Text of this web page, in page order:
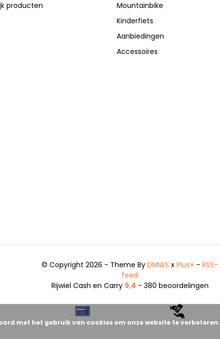
producten
Mountainbike
Kinderfiets
Aanbiedingen
Accessoires
© Copyright 2026 - Theme ByDMWS xPlus+ -RSS-
feed
Rijwiel Cash en Carry 9,4 - 380 beoordelingen
met het gebruik van cookies om onze website te verbeteren.